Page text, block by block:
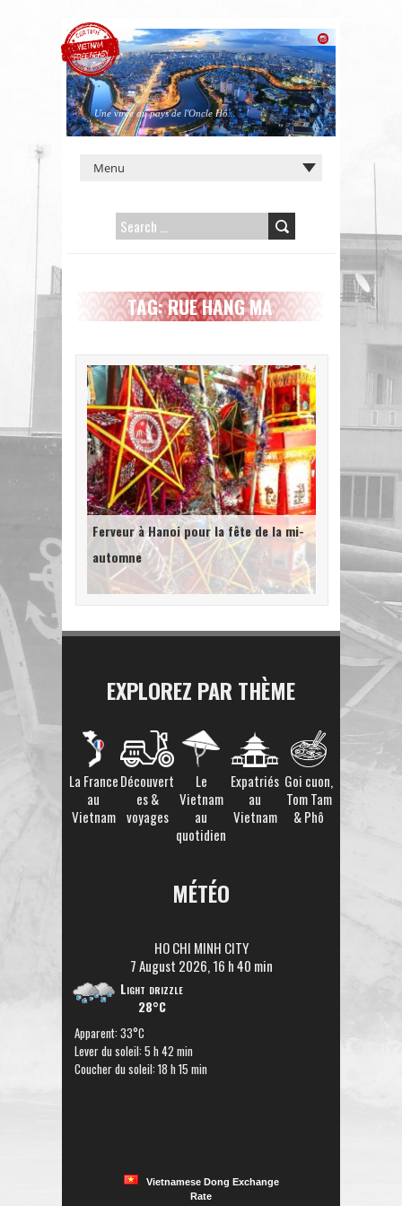
Une virée au pays de l'Oncle Hô...
SEARCH
TAG: RUE HANG MA
Ferveur à Hanoi pour la fête de la mi-
automne
EXPLOREZ PAR THÈME
La France
au
Vietnam
Découvert
es &
voyages
Le
Vietnam
au
quotidien
Expatriés
au
Vietnam
Goi cuon,
Tom Tam
& Phô
MÉTÉO
HO CHI MINH CITY
7 August 2026, 16 h 40 min
Light drizzle
28°C
Apparent: 33°C
Lever du soleil: 5 h 42 min
Coucher du soleil: 18 h 15 min
Vietnamese Dong Exchange
Rate